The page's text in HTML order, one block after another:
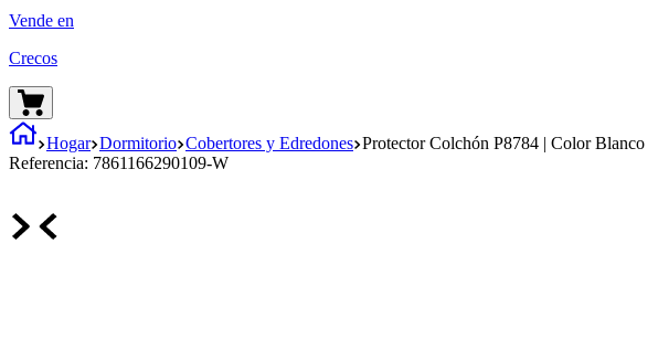
Vende en
Crecos
Hogar Dormitorio Cobertores y Edredones Protector Colchón P8784 | Color Blanco
Referencia: 7861166290109-W